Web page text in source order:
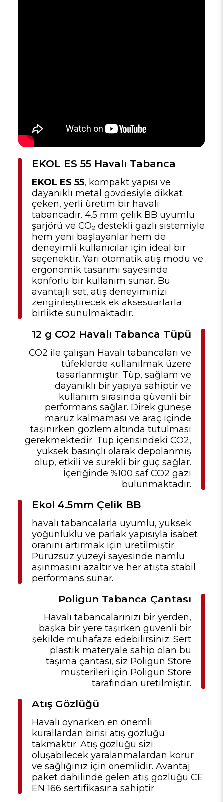
EKOL ES 55 Havalı Tabanca
EKOL ES 55, kompakt yapısı ve
dayanıklı metal gövdesiyle dikkat
çeken, yerli üretim bir havalı
tabancadır. 4.5 mm çelik BB uyumlu
şarjörü ve CO₂ destekli gazlı sistemiyle
hem yeni başlayanlar hem de
deneyimli kullanıcılar için ideal bir
seçenektir. Yarı otomatik atış modu ve
ergonomik tasarımı sayesinde
konforlu bir kullanım sunar. Bu
avantajlı set, atış deneyiminizi
zenginleştirecek ek aksesuarlarla
birlikte sunulmaktadır.
12 g CO2 Havalı Tabanca Tüpü
CO2 ile çalışan Havalı tabancaları ve
tüfeklerde kullanılmak üzere
tasarlanmıştır. Tüp, sağlam ve
dayanıklı bir yapıya sahiptir ve
kullanım sırasında güvenli bir
performans sağlar. Direk güneşe
maruz kalmaması ve araç içinde
taşınırken gözlem altında tutulması
gerekmektedir. Tüp içerisindeki CO2,
yüksek basınçlı olarak depolanmış
olup, etkili ve sürekli bir güç sağlar.
İçeriğinde %100 saf CO2 gazı
bulunmaktadır.
Ekol 4.5mm Çelik BB
havalı tabancalarla uyumlu, yüksek
yoğunluklu ve parlak yapısıyla isabet
oranını artırmak için üretilmiştir.
Pürüzsüz yüzeyi sayesinde namlu
aşınmasını azaltır ve her atışta stabil
performans sunar.
Poligun Tabanca Çantası
Havalı tabancalarınızı bir yerden,
başka bir yere taşırken güvenli bir
şekilde muhafaza edebilirsiniz. Sert
plastik materyale sahip olan bu
taşıma çantası, siz Poligun Store
müşterileri için Poligun Store
tarafından üretilmiştir.
Atış Gözlüğü
Havalı oynarken en önemli
kurallardan birisi atış gözlüğü
takmaktır. Atış gözlüğü sizi
oluşabilecek yaralanmalardan korur
ve sağlığınız için önemlidir. Avantaj
paket dahilinde gelen atış gözlüğü CE
EN 166 sertifikasına sahiptir.